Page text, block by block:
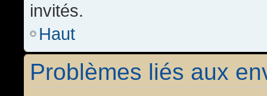
invités.
Haut
Problèmes liés aux